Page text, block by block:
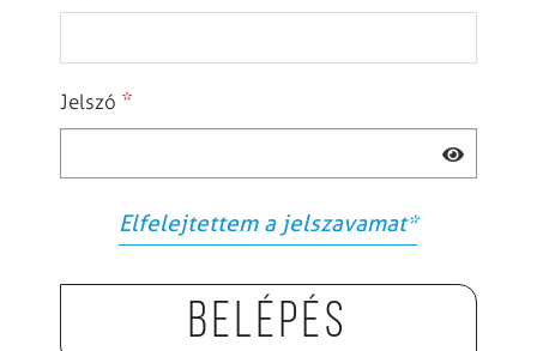
Jelszó *
Elfelejtettem a jelszavamat*
Belépés